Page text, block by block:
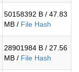
50158392 B / 47.83
MB / File Hash
28901984 B / 27.56
MB / File Hash